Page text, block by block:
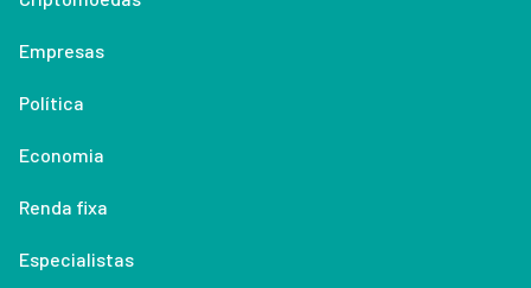
Empresas
Política
Economia
Renda fixa
Especialistas